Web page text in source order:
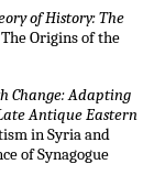
of History: The
Origins of the
Change: Adapting
Antique Eastern
in Syria and
of Synagogue